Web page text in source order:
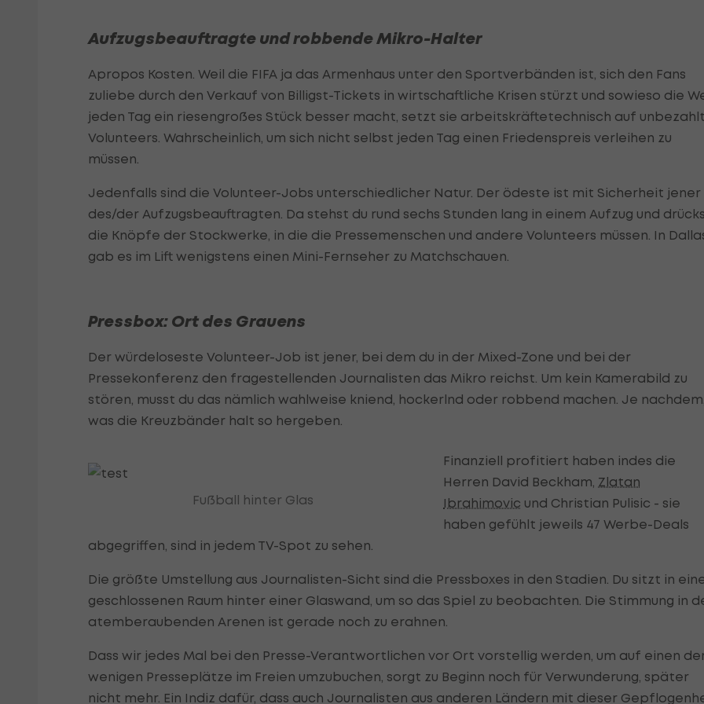
Aufzugsbeauftragte und robbende Mikro-Halter
Apropos Kosten. Weil die FIFA ja das Armenhaus unter den Sportverbänden ist, sich den Fans
zuliebe durch den Verkauf von Billigst-Tickets in wirtschaftliche Krisen stürzt und sowieso die
jeden Tag ein riesengroßes Stück besser macht, setzt sie arbeitskräftetechnisch auf
Volunteers. Wahrscheinlich, um sich nicht selbst jeden Tag einen Friedenspreis verleihen zu
müssen.
Jedenfalls sind die Volunteer-Jobs unterschiedlicher Natur. Der ödeste ist mit Sicherheit jener
des/der Aufzugsbeauftragten. Da stehst du rund sechs Stunden lang in einem Aufzug und
die Knöpfe der Stockwerke, in die die Pressemenschen und andere Volunteers müssen. In
gab es im Lift wenigstens einen Mini-Fernseher zu Matchschauen.
Pressbox: Ort des Grauens
Der würdeloseste Volunteer-Job ist jener, bei dem du in der Mixed-Zone und bei der
Pressekonferenz den fragestellenden Journalisten das Mikro reichst. Um kein Kamerabild zu
stören, musst du das nämlich wahlweise kniend, hockerlnd oder robbend machen. Je
was die Kreuzbänder halt so hergeben.
Fußball hinter Glas
Finanziell profitiert haben indes die
Herren David Beckham, Zlatan
Ibrahimovic und Christian Pulisic - sie
haben gefühlt jeweils 47 Werbe-Deals
abgegriffen, sind in jedem TV-Spot zu sehen.
Die größte Umstellung aus Journalisten-Sicht sind die Pressboxes in den Stadien. Du sitzt in
geschlossenen Raum hinter einer Glaswand, um so das Spiel zu beobachten. Die Stimmung in
atemberaubenden Arenen ist gerade noch zu erahnen.
Dass wir jedes Mal bei den Presse-Verantwortlichen vor Ort vorstellig werden, um auf einen
wenigen Presseplätze im Freien umzubuchen, sorgt zu Beginn noch für Verwunderung, später
nicht mehr. Ein Indiz dafür, dass auch Journalisten aus anderen Ländern mit dieser